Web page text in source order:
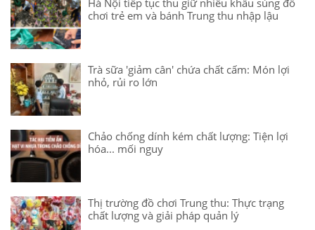
Hà Nội tiếp tục thu giữ nhiều khẩu súng đồ
chơi trẻ em và bánh Trung thu nhập lậu
Trà sữa 'giảm cân' chứa chất cấm: Món lợi
nhỏ, rủi ro lớn
Chảo chống dính kém chất lượng: Tiện lợi
hóa... mối nguy
Thị trường đồ chơi Trung thu: Thực trạng
chất lượng và giải pháp quản lý